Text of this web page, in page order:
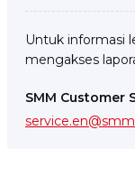
Untuk informasi
mengakses
SMM Customer